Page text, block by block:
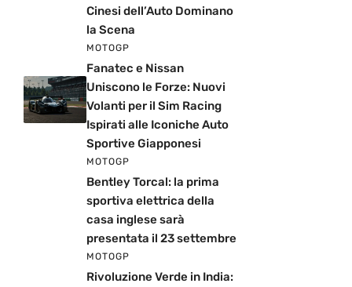
Cinesi dell’Auto Dominano
la Scena
MOTOGP
Fanatec e Nissan
Uniscono le Forze: Nuovi
Volanti per il Sim Racing
Ispirati alle Iconiche Auto
Sportive Giapponesi
MOTOGP
Bentley Torcal: la prima
sportiva elettrica della
casa inglese sarà
presentata il 23 settembre
MOTOGP
Rivoluzione Verde in India: